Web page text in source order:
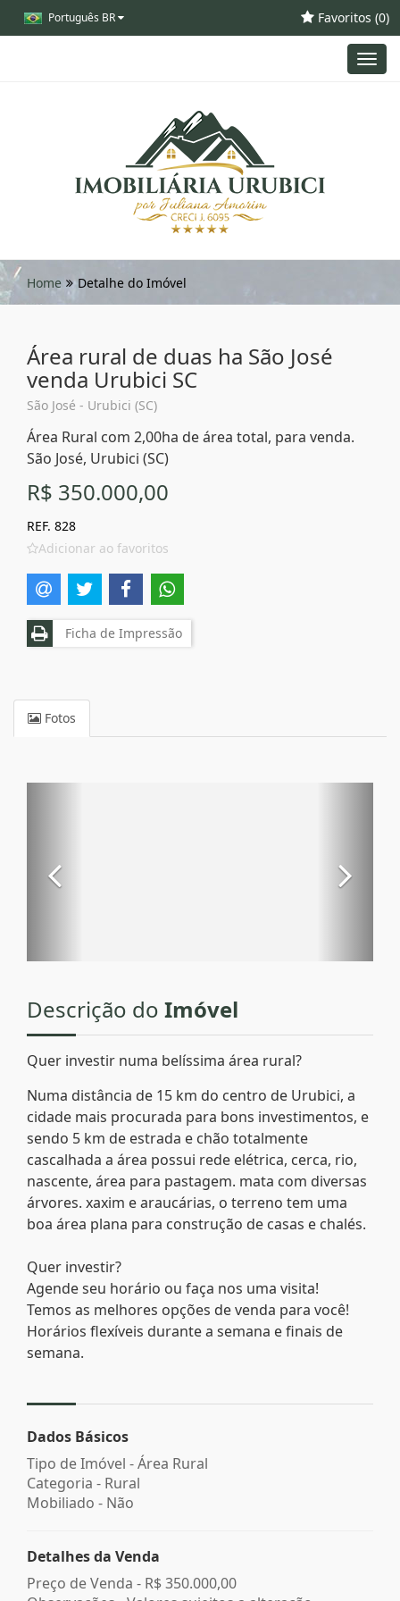
Português BR Favoritos (0)
Home Detalhe do Imóvel
Área rural de duas ha São José
venda Urubici SC
São José - Urubici (SC)
Área Rural com 2,00ha de área total, para venda.
São José, Urubici (SC)
R$ 350.000,00
REF. 828
Adicionar ao favoritos
Ficha de Impressão
Fotos
Descrição do Imóvel
Quer investir numa belíssima área rural?
Numa distância de 15 km do centro de Urubici, a
cidade mais procurada para bons investimentos, e
sendo 5 km de estrada e chão totalmente
cascalhada a área possui rede elétrica, cerca, rio,
nascente, área para pastagem. mata com diversas
árvores. xaxim e araucárias, o terreno tem uma
boa área plana para construção de casas e chalés.
Quer investir?
Agende seu horário ou faça nos uma visita!
Temos as melhores opções de venda para você!
Horários flexíveis durante a semana e finais de
semana.
Dados Básicos
Tipo de Imóvel - Área Rural
Categoria - Rural
Mobiliado - Não
Detalhes da Venda
Preço de Venda - R$ 350.000,00